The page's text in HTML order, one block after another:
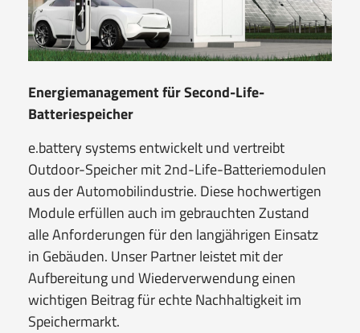
Energiemanagement für Second-Life-
Batteriespeicher
​e.battery systems entwickelt und vertreibt
Outdoor-Speicher mit 2nd-Life-Batteriemodulen
aus der Automobilindustrie. Diese hochwertigen
Module erfüllen auch im gebrauchten Zustand
alle Anforderungen für den langjährigen Einsatz
in Gebäuden. Unser Partner leistet mit der
Aufbereitung und Wiederverwendung einen
wichtigen Beitrag für echte Nachhaltigkeit im
Speichermarkt.